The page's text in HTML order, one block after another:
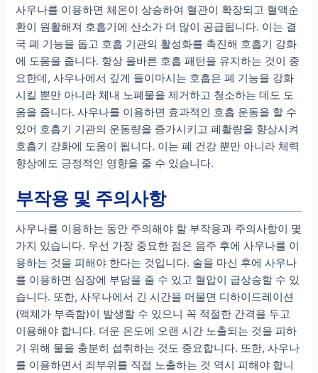
사우나를 이용하면 체온이 상승하여 혈관이 확장되고 혈액순
환이 원활해져 호흡기에 산소가 더 많이 공급됩니다. 이는 결
국 폐 기능을 돕고 호흡 기관의 활성화를 촉진해 호흡기 강화
에 도움을 줍니다. 항상 올바른 호흡 패턴을 유지하는 것이 중
요한데, 사우나에서 깊게 들이마시는 호흡은 폐 기능을 강화
시킬 뿐만 아니라 체내 노폐물을 제거하고 청소하는 데도 도
움을 줍니다. 사우나를 이용하면 효과적인 호흡 운동을 할 수
있어 호흡기 기관의 운동량을 증가시키고 폐활량을 향상시켜
호흡기 강화에 도움이 됩니다. 이는 폐 건강 뿐만 아니라 체력
향상에도 긍정적인 영향을 줄 수 있습니다.
부작용 및 주의사항
사우나를 이용하는 동안 주의해야 할 부작용과 주의사항이 몇
가지 있습니다. 우선 가장 중요한 점은 음주 후에 사우나를 이
용하는 것을 피해야 한다는 것입니다. 술을 마신 후에 사우나
를 이용하면 심장에 부담을 줄 수 있고 혈압이 급상승할 수 있
습니다. 또한, 사우나에서 긴 시간을 머물면 디하이드레이션
(액체가 부족함)이 발생할 수 있으니 꼭 적절한 간격을 두고
이용해야 합니다. 더운 온도에 오랜 시간 노출되는 것을 피하
기 위해 물을 충분히 섭취하는 것도 중요합니다. 또한, 사우나
를 이용하면서 죄부위를 직접 노출하는 것 역시 피해야 합니